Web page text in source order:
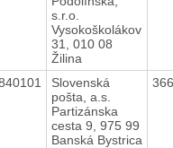
s.r.o.
Vysokoškolákov
31, 010 08
Žilina
Slovenská
pošta, a.s.
Partizánska
cesta 9, 975 99
Banská Bystrica